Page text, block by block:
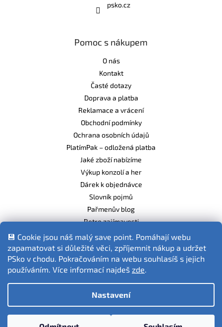
💾 Cookie jsou náš malý save point. Pomáhají webu
zapamatovat si důležité věci, zpříjemnit nákup a udržet
PSko v chodu. Pokračováním na webu souhlasíš s jejich
používáním. Více informací najdeš zde.
Nastavení
psko.cz
Pomoc s nákupem
O nás
Kontakt
Časté dotazy
Doprava a platba
Reklamace a vrácení
Obchodní podmínky
Ochrana osobních údajů
PlatímPak – odložená platba
Jaké zboží nabízíme
Výkup konzolí a her
Dárek k objednávce
Slovník pojmů
Pařmenův blog
Retro zajímavosti
Balíme ekologicky
Fotografie produktů jsou ilustrativní.